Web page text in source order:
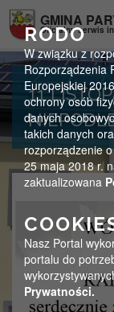
RODO
W związku z
Rozporządzenia
Europejskiej
ochrony osób
danych
takich danych
rozporządzenie
25 maja 2018 r.
zaktualizowana
Nasz Portal
portalu do
Prywatności.
GMINA
Oficjalny serwis
11